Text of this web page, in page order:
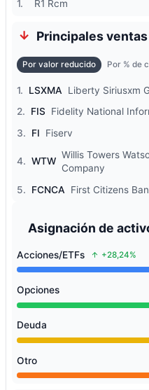
1. R1 Rcm
Principales ventas
Por valor reducido Por % de
1. LSXMA Liberty Siriusxm
2.
FIS Fidelity National
3.
FI Fiserv
4. WTW
Willis Towers
Company
5.
FCNCA First Citizens
Asignación de
Acciones/ETFs +28,24%
Opciones
Deuda
Otro